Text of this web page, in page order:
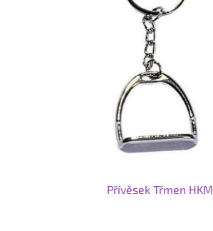
Přívěsek Třmen HKM